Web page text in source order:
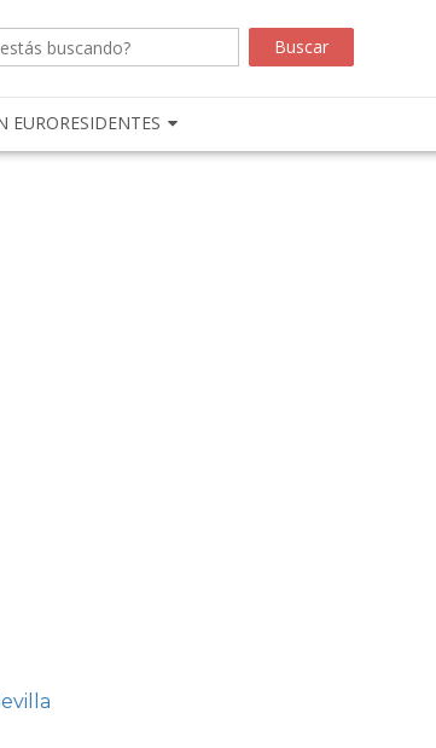
EURORESIDENTES